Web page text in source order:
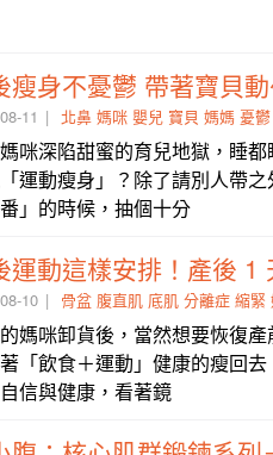
瘦身不憂鬱 帶著寶貝
11 北鼻 媽咪 嬰兒 寶貝 媽媽 憂鬱
咪深陷甜蜜的育兒地獄，睡
運動瘦身」？除了請別人帶
番」的時候，抽個十分
運動這樣安排！產後 1
10 骨盆 腹直肌 底肌 分離症 縮緊
媽咪卸貨後，當然想要恢復
「飲食＋運動」健康的瘦回
信與健康，看著鏡